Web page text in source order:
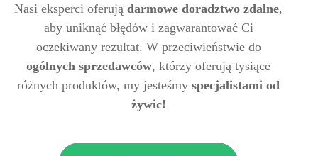
Nasi eksperci oferują darmowe doradztwo zdalne,
aby uniknąć błędów i zagwarantować Ci
oczekiwany rezultat. W przeciwieństwie do
ogólnych sprzedawców, którzy oferują tysiące
różnych produktów, my jesteśmy specjalistami od
żywic!